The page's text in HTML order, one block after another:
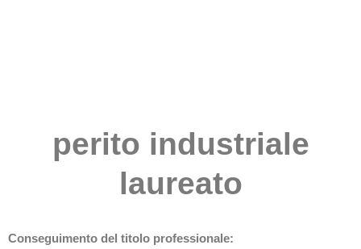
perito industriale
laureato
Conseguimento del titolo professionale: